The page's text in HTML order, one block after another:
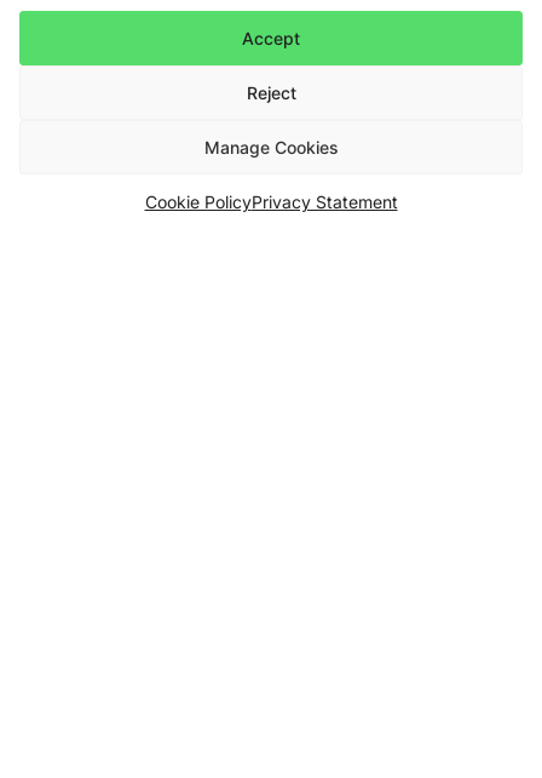
Accept
Reject
Manage Cookies
Cookie PolicyPrivacy Statement